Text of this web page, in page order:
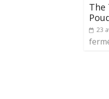
The
23